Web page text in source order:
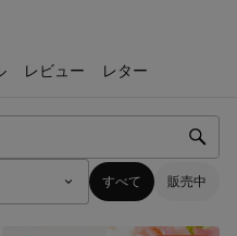
レビュー レター
すべて 販売中